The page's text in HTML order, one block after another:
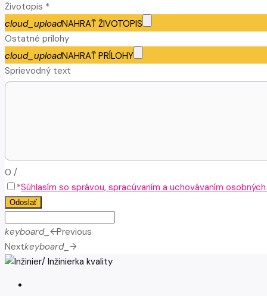
Životopis *
cloud_uploadNAHRAŤ ŽIVOTOPIS
Ostatné prílohy
cloud_uploadNAHRAŤ PRÍLOHY
Sprievodný text
0 /
*Súhlasím so správou, spracúvaním a uchovávaním
Odoslať
keyboard_arrow_leftPrevious
Nextkeyboard_arrow_right